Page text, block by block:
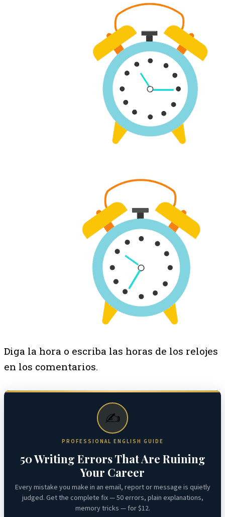
Diga la hora o escriba las horas de los relojes
en los comentarios.
✍️
PROFESSIONAL ENGLISH GUIDE
50 Writing Errors That Are Ruining
Your Career
Every mistake you make in an email, report or message is quietly
judged. Get the complete fix — 50 errors, plain explanations,
memory tricks — for $12.